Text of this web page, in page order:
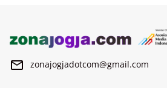
zonajogjadotcom@gmail.com